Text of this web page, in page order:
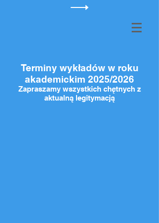
Terminy wykładów w roku
akademickim 2025/2026
Zapraszamy wszystkich chętnych z
aktualną legitymacją